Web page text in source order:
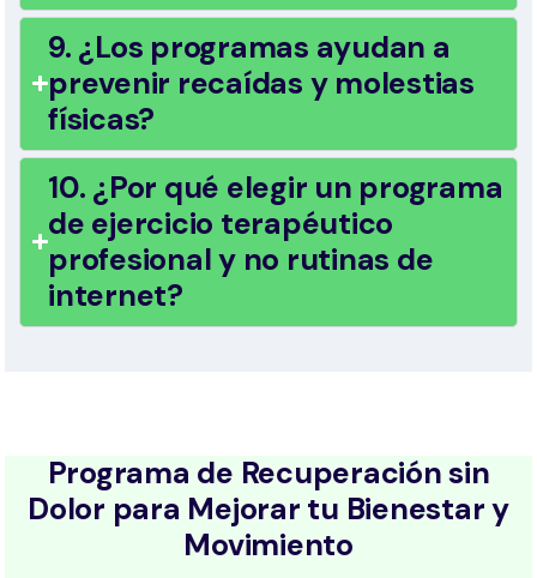
9. ¿Los programas ayudan a
prevenir recaídas y molestias
físicas?
10. ¿Por qué elegir un programa
de ejercicio terapéutico
profesional y no rutinas de
internet?
Programa de Recuperación sin
Dolor para Mejorar tu Bienestar y
Movimiento